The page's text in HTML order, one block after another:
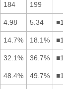
184 199
4.98 5.34
14.7% 18.1%
32.1% 36.7%
48.4% 49.7%